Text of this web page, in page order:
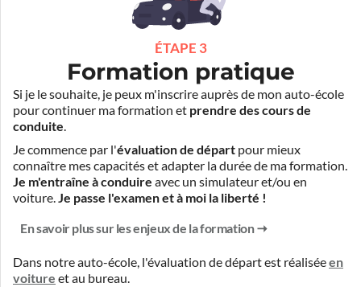
ÉTAPE 3
Formation pratique
Si je le souhaite, je peux m'inscrire auprès de mon auto-école
pour continuer ma formation et prendre des cours de
conduite.
Je commence par l'évaluation de départ pour mieux
connaître mes capacités et adapter la durée de ma formation.
Je m'entraîne à conduire avec un simulateur et/ou en
voiture.Je passe l'examen et à moi la liberté !
En savoir plus sur les enjeux de la formation
Dans notre auto-école, l'évaluation de départ est réaliséeen
voiture etau bureau.